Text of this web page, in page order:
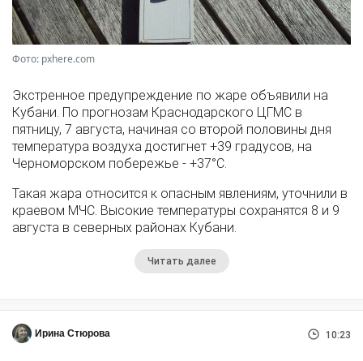
Фото: pxhere.com
Экстренное предупреждение по жаре объявили на
Кубани. По прогнозам Краснодарского ЦГМС в
пятницу, 7 августа, начиная со второй половины дня
температура воздуха достигнет +39 градусов, на
Черноморском побережье - +37°­С.
Такая жара относится к опасным явлениям, уточнили в
краевом МЧС. Высокие температуры сохранятся 8 и 9
августа в северных районах Кубани.
Читать далее
Ирина Стюрова 10:23